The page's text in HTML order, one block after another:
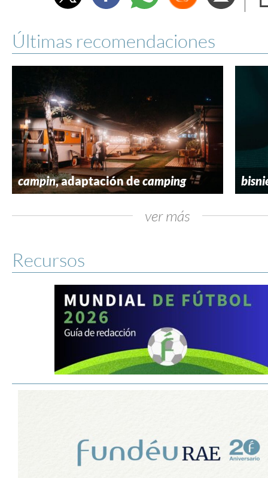
Últimas recomendaciones
campin, adaptación decamping
ver más
Recursos